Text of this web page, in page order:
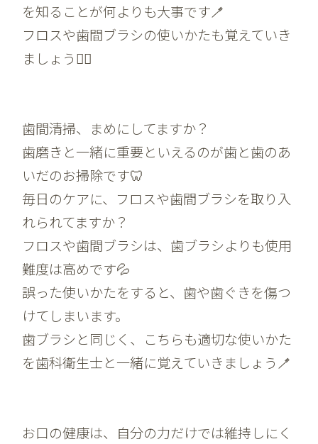
を知ることが何よりも大事です🪥
フロスや歯間ブラシの使いかたも覚えていき
ましょう🙆‍♀️
歯間清掃、まめにしてますか？
歯磨きと一緒に重要といえるのが歯と歯のあ
いだのお掃除です🦷
毎日のケアに、フロスや歯間ブラシを取り入
れられてますか？
フロスや歯間ブラシは、歯ブラシよりも使用
難度は高めです💦
誤った使いかたをすると、歯や歯ぐきを傷つ
けてしまいます。
歯ブラシと同じく、こちらも適切な使いかた
を歯科衛生士と一緒に覚えていきましょう🪥
お口の健康は、自分の力だけでは維持しにく